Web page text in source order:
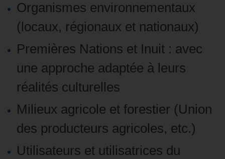
Organismes environnementaux
(locaux, régionaux et nationaux)
Premières Nations et Inuit : avec
une approche adaptée à leurs
réalités culturelles
Milieux agricole et forestier (Union
des producteurs agricoles, etc.)
Utilisateurs et utilisatrices du